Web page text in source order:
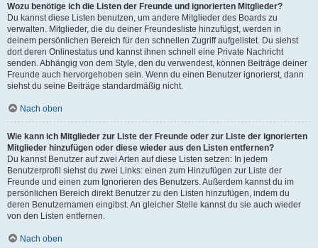
Wozu benötige ich die Listen der Freunde und ignorierten Mitglieder?
Du kannst diese Listen benutzen, um andere Mitglieder des Boards zu
verwalten. Mitglieder, die du deiner Freundesliste hinzufügst, werden in
deinem persönlichen Bereich für den schnellen Zugriff aufgelistet. Du siehst
dort deren Onlinestatus und kannst ihnen schnell eine Private Nachricht
senden. Abhängig von dem Style, den du verwendest, können Beiträge deiner
Freunde auch hervorgehoben sein. Wenn du einen Benutzer ignorierst, dann
siehst du seine Beiträge standardmäßig nicht.
Nach oben
Wie kann ich Mitglieder zur Liste der Freunde oder zur Liste der ignorierten
Mitglieder hinzufügen oder diese wieder aus den Listen entfernen?
Du kannst Benutzer auf zwei Arten auf diese Listen setzen: In jedem
Benutzerprofil siehst du zwei Links: einen zum Hinzufügen zur Liste der
Freunde und einen zum Ignorieren des Benutzers. Außerdem kannst du im
persönlichen Bereich direkt Benutzer zu den Listen hinzufügen, indem du
deren Benutzernamen eingibst. An gleicher Stelle kannst du sie auch wieder
von den Listen entfernen.
Nach oben